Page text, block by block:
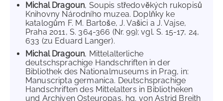
Michal Dragoun, Soupis středovĕkých rukopisů
Knihovny Národního muzea. Doplňky ke
katalogům F. M. Bartoše, J. Vašici a J. Vajse,
Praha 2011, S. 364-366 (Nr. 99); vgl. S. 15-17, 24,
633 (zu Eduard Langer).
Michal Dragoun, Mittelalterliche
deutschsprachige Handschriften in der
Bibliothek des Nationalmuseums in Prag, in:
Manuscripta germanica. Deutschsprachige
Handschriften des Mittelalters in Bibliotheken
und Archiven Osteuropas, hg. von Astrid Breith